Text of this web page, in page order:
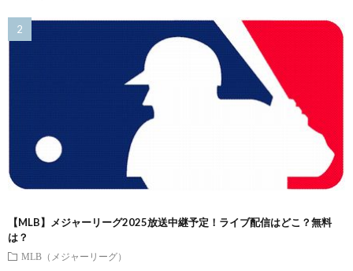
【MLB】メジャーリーグ2025放送中継予定！ライブ配信はどこ？無料
は？
MLB（メジャーリーグ）